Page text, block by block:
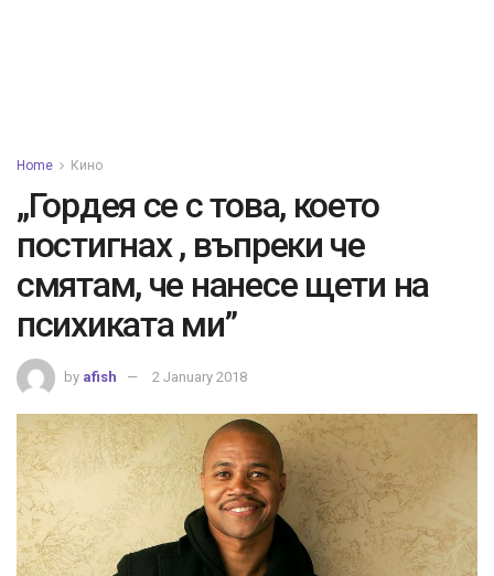
Home Кино
„Гордея се с това, което
постигнах , въпреки че
смятам, че нанесе щети на
психиката ми”
by afish 2 January 2018